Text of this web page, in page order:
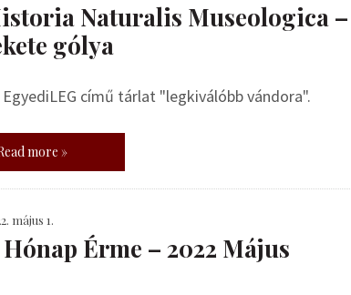
Naturalis Museologica
gólya
EgyediLEG című tárlat "legkiválóbb vándora".
more »
május 1.
Érme – 2022 Május